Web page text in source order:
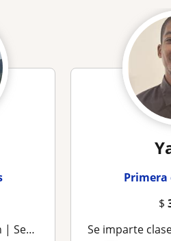
Chemistry
Primera
$
Se imparte clases de química, química básica,